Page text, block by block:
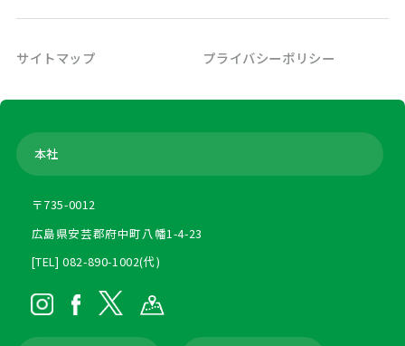
サイトマップ プライバシーポリシー
本社
〒735-0012
広島県安芸郡府中町八幡1-4-23
[TEL] 082-890-1002(代)